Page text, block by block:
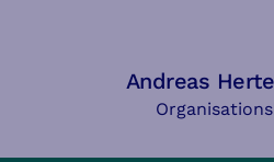
Andreas